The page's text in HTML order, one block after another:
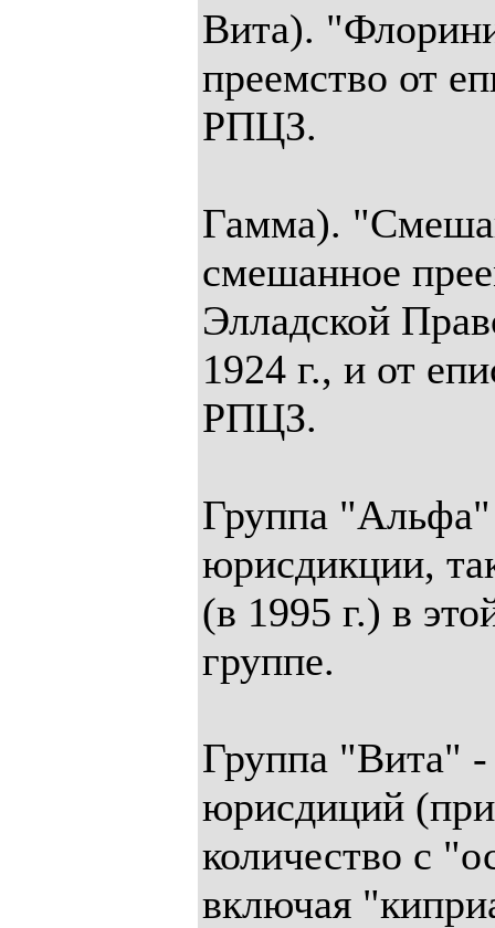
Вита).
преемство от
РПЦЗ.
Гамма).
смешанное
Элладской
1924 г., и от
РПЦЗ.
Группа "Альфа"
юрисдикции,
(в 1995 г.) в
группе.
Группа "Вита" -
юрисдиций
количество с
включая